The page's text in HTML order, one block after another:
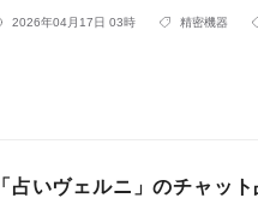
2026年04月17日 03時 精密機器
「占いヴェルニ」のチャッ